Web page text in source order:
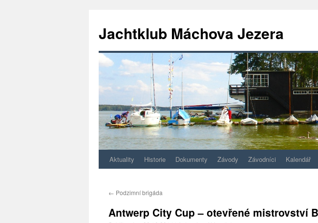
Jachtklub Máchova Jezera
Přejít
obsahu
webu
Aktuality Historie Dokumenty Závody Závodníci Kalendář
← Podzimní brigáda
Antwerp City Cup – otevřené mistrovství